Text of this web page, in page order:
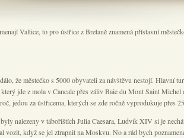
Valtice, to pro ústřice z Bretaně znamená přístavní
že městečko s 5000 obyvateli za návštěvu nestojí. Hlavní
jde z mola v Cancale přes záliv Baie du Mont Saint Michel
jedou za ústřicema, kterých se zde ročně vyprodukuje přes
nalezeny v tábořištích Julia Caesara, Ludvík XIV si je
vozit, když se jel ztrapnit na Moskvu. No a rád bych